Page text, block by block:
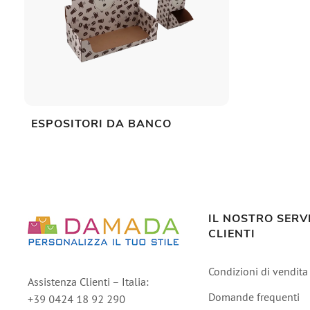
ESPOSITORI DA BANCO
Assistenza Clienti – Italia:
+39 0424 18 92 290
IL NOSTRO
CLIENTI
Condizioni di vendita
Domande frequenti